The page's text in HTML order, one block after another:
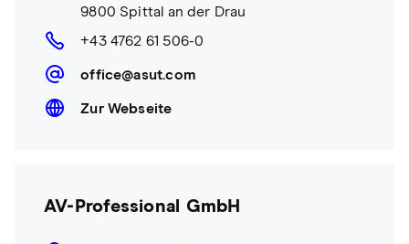
9800 Spittal an der Drau
+43 4762 61 506-0
office@asut.com
Zur Webseite
AV-Professional GmbH